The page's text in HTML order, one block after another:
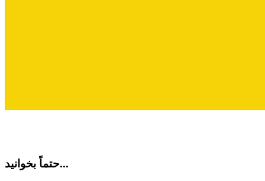
حتماً بخوانید...